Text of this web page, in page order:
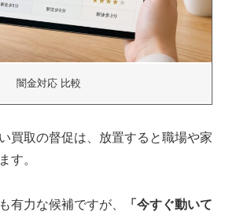
闇金対応 比較
買取の督促は、放置すると職場や家
す。
有力な候補ですが、
「今すぐ動いて